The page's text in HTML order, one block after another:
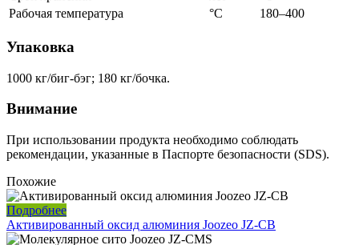
Рабочая температура
°C 180–400
Упаковка
1000 кг/биг-бэг; 180 кг/бочка.
Внимание
При использовании продукта необходимо соблюдать
рекомендации, указанные в Паспорте безопасности (SDS).
Похожие
Подробнее
Активированный оксид алюминия Joozeo JZ-CB